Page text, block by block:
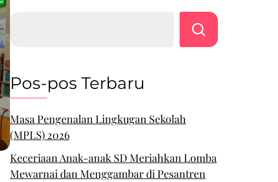
Pos-pos Terbaru
Masa Pengenalan Lingkugan Sekolah
(MPLS) 2026
Keceriaan Anak-anak SD Meriahkan Lomba
Mewarnai dan Menggambar di Pesantren